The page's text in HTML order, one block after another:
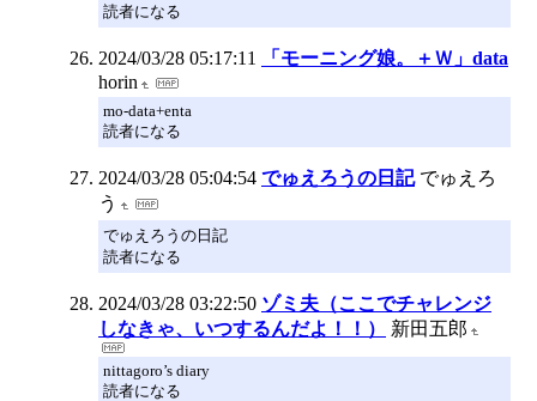
読者になる
2024/03/28 05:17:11
「モーニング娘。＋Ｗ」data
horin
mo-data+enta
読者になる
2024/03/28 05:04:54 でゅえろうの日記 でゅえろ
う
でゅえろうの日記
読者になる
2024/03/28 03:22:50 ゾミ夫（ここでチャレンジ
しなきゃ、いつするんだよ！！）
新田五郎
nittagoro’s diary
読者になる